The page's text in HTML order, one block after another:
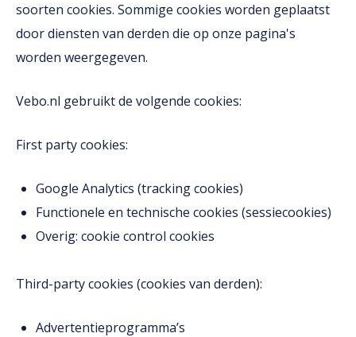
soorten cookies. Sommige cookies worden geplaatst
door diensten van derden die op onze pagina's
worden weergegeven.
Vebo.nl gebruikt de volgende cookies:
First party cookies:
Google Analytics (tracking cookies)
Functionele en technische cookies (sessiecookies)
Overig: cookie control cookies
Third-party cookies (cookies van derden):
Advertentieprogramma’s